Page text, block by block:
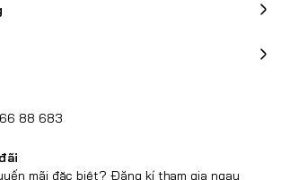
88 683
mãi đặc biệt? Đăng kí tham gia ngay